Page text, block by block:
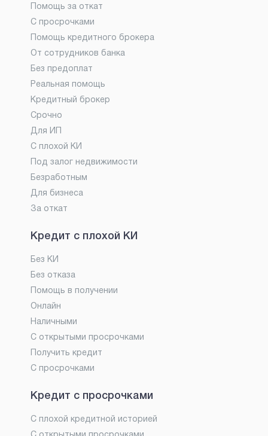
Помощь за откат
С просрочками
Помощь кредитного брокера
От сотрудников банка
Без предоплат
Реальная помощь
Кредитный брокер
Срочно
Для ИП
С плохой КИ
Под залог недвижимости
Безработным
Для бизнеса
За откат
Кредит с плохой КИ
Без КИ
Без отказа
Помощь в получении
Онлайн
Наличными
С открытыми просрочками
Получить кредит
С просрочками
Кредит с просрочками
С плохой кредитной историей